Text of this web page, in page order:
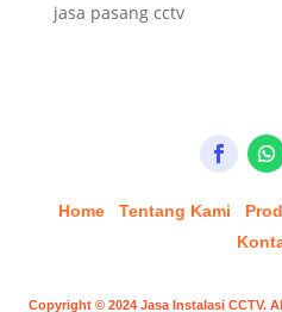
jasa pasang cctv
Home Tentang Kami
Copyright © 2024 Jasa Instalasi CCTV.